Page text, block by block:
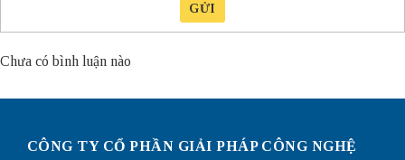
GỬI
Chưa có bình luận nào
CÔNG TY CỔ PHẦN GIẢI PHÁP CÔNG NGHỆ